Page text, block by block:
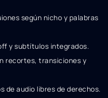
según nicho y palabras
y subtítulos integrados.
recortes, transiciones y
de audio libres de derechos.